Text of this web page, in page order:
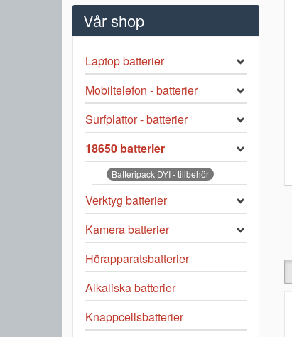
Vår shop
Laptop batterier
Mobiltelefon - batterier
Surfplattor - batterier
18650 batterier
Batteripack DYI - tillbehör
Verktyg batterier
Kamera batterier
Hörapparatsbatterier
Alkaliska batterier
Knappcellsbatterier